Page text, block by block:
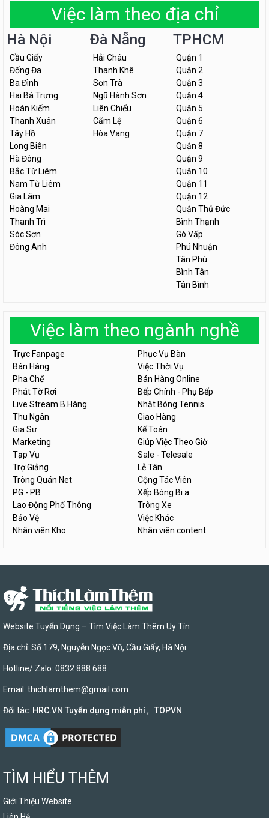
Việc làm theo địa chỉ
Hà Nội
Cầu Giấy
Đống Đa
Ba Đình
Hai Bà Trưng
Hoàn Kiếm
Thanh Xuân
Tây Hồ
Long Biên
Hà Đông
Bắc Từ Liêm
Nam Từ Liêm
Gia Lâm
Hoàng Mai
Thanh Trì
Sóc Sơn
Đông Anh
Đà Nẵng
Hải Châu
Thanh Khê
Sơn Trà
Ngũ Hành Sơn
Liên Chiểu
Cẩm Lệ
Hòa Vang
TPHCM
Quận 1
Quận 2
Quận 3
Quận 4
Quận 5
Quận 6
Quận 7
Quận 8
Quận 9
Quận 10
Quận 11
Quận 12
Quận Thủ Đức
Bình Thạnh
Gò Vấp
Phú Nhuận
Tân Phú
Bình Tân
Tân Bình
Việc làm theo ngành nghề
Trực Fanpage
Phục Vụ Bàn
Bán Hàng
Việc Thời Vụ
Pha Chế
Bán Hàng Online
Phát Tờ Rơi
Bếp Chính - Phụ Bếp
Live Stream B.Hàng
Nhặt Bóng Tennis
Thu Ngân
Giao Hàng
Gia Sư
Kế Toán
Marketing
Giúp Việc Theo Giờ
Tạp Vụ
Sale - Telesale
Trợ Giảng
Lễ Tân
Trông Quán Net
Cộng Tác Viên
PG - PB
Xếp Bóng Bi a
Lao Động Phổ Thông
Trông Xe
Bảo Vệ
Việc Khác
Nhân viên Kho
Nhân viên content
Website Tuyển Dụng – Tìm Việc Làm Thêm Uy Tín
Địa chỉ: Số 179, Nguyễn Ngọc Vũ, Cầu Giấy, Hà Nội
Hotline/ Zalo: 0832 888 688
Email: thichlamthem@gmail.com
Đối tác: HRC.VN Tuyển dụng miễn phí, TOPVN
TÌM HIỂU THÊM
Giới Thiệu Website